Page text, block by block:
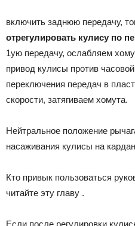
включить заднюю передачу,
отрегулировать кулису по
1ую передачу, ослабляем
привод кулисы против
переключения передач в
скорости, затягиваем хомута.
Нейтральное положение
нaсaживaния кулисы нa
Кто привык пользоваться
читайте эту главу .
Если после регулировки